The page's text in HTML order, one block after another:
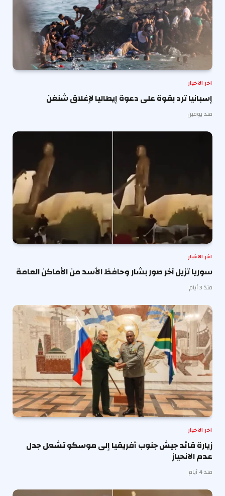
اخر الاخبار
إسبانيا ترد بقوة على دعوة إيطاليا لإغلاق شنغن
منذ يومين
اخر الاخبار
سوريا تزيل آخر صور بشار وحافظ الأسد من الأماكن العامة
منذ 3 أيام
اخر الاخبار
زيارة قائد جيش جنوب أفريقيا إلى موسكو تشعل جدل
عدم الانحياز
منذ 4 أيام